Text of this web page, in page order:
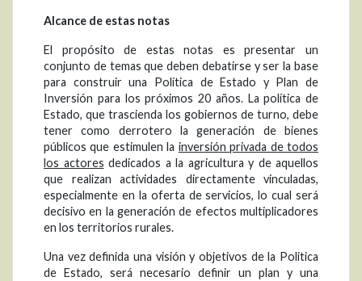
Alcance de estas notas
El propósito de estas notas es presentar un
conjunto de temas que deben debatirse y ser la base
para construir una Política de Estado y Plan de
Inversión para los próximos 20 años. La política de
Estado, que trascienda los gobiernos de turno, debe
tener como derrotero la generación de bienes
públicos que estimulen la inversión privada de todos
los actores dedicados a la agricultura y de aquellos
que realizan actividades directamente vinculadas,
especialmente en la oferta de servicios, lo cual será
decisivo en la generación de efectos multiplicadores
en los territorios rurales.
Una vez definida una visión y objetivos de la Politica
de Estado, será necesario definir un plan y una